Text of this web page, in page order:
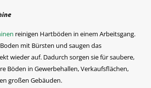
reinigen Hartböden in einem Arbeitsgang.
mit Bürsten und saugen das
wieder auf. Dadurch sorgen sie für saubere,
Böden in Gewerbehallen, Verkaufsflächen,
großen Gebäuden.